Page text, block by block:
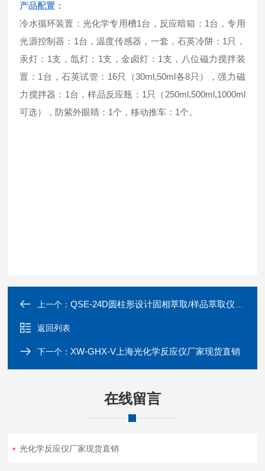
产品配置：
冷水循环装置：光化学专用槽1台，反应暗箱：1台，专用
光源控制器：1台，温度传感器，一套，石英冷阱：1只，
汞灯：1支，氙灯：1支，金卤灯：1支，八位磁力搅拌装
置：1台，石英试管：16只（30ml,50ml各8只），强力磁
力搅拌器：1台，样品反应瓶：1只（250ml,500ml,1000ml
可选），防紫外眼睛：1个，移动推车：1个。
上一个：QSE-24D圆柱形设计固相萃取/样品萃取仪现货
返回列表
下一个：XW-GHX-V上海光化学反应仪厂家现货直销
在线留言